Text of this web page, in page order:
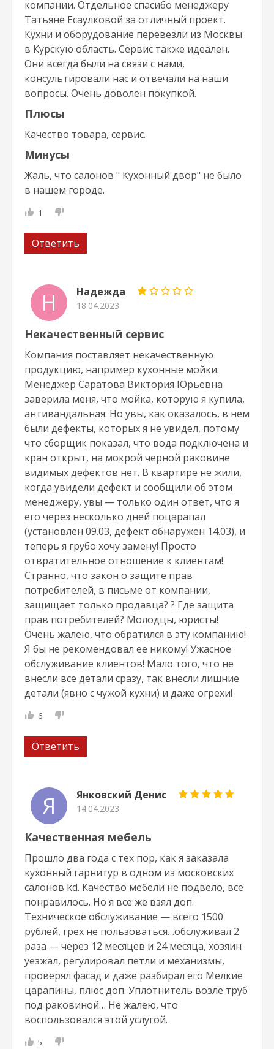
компании. Отдельное спасибо менеджеру
Татьяне Есаулковой за отличный проект.
Кухни и оборудование перевезли из Москвы
в Курскую область. Сервис также идеален.
Они всегда были на связи с нами,
консультировали нас и отвечали на наши
вопросы. Очень доволен покупкой.
Плюсы
Качество товара, сервис.
Минусы
Жаль, что салонов " Кухонный двор" не было
в нашем городе.
1
Ответить
Н Надежда
18.04.2023
Некачественный сервис
Компания поставляет некачественную
продукцию, например кухонные мойки.
Менеджер Саратова Виктория Юрьевна
заверила меня, что мойка, которую я купила,
антивандальная. Но увы, как оказалось, в нем
были дефекты, которых я не увидел, потому
что сборщик показал, что вода подключена и
кран открыт, на мокрой черной раковине
видимых дефектов нет. В квартире не жили,
когда увидели дефект и сообщили об этом
менеджеру, увы — только один ответ, что я
его через несколько дней поцарапал
(установлен 09.03, дефект обнаружен 14.03), и
теперь я грубо хочу замену! Просто
отвратительное отношение к клиентам!
Странно, что закон о защите прав
потребителей, в письме от компании,
защищает только продавца? ? Где защита
прав потребителей? Молодцы, юристы!
Очень жалею, что обратился в эту компанию!
Я бы не рекомендовал ее никому! Ужасное
обслуживание клиентов! Мало того, что не
внесли все детали сразу, так внесли лишние
детали (явно с чужой кухни) и даже огрехи!
6
Ответить
Я Янковский Денис
14.04.2023
Качественная мебель
Прошло два года с тех пор, как я заказала
кухонный гарнитур в одном из московских
салонов kd. Качество мебели не подвело, все
понравилось. Но я все же взял доп.
Техническое обслуживание — всего 1500
рублей, грех не пользоваться…обслуживал 2
раза — через 12 месяцев и 24 месяца, хозяин
уезжал, регулировал петли и механизмы,
проверял фасад и даже разбирал его Мелкие
царапины, плюс доп. Уплотнитель возле труб
под раковиной… Не жалею, что
воспользовался этой услугой.
5